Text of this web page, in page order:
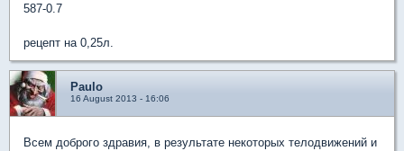
587-0.7
рецепт на 0,25л.
Paulo
16 August 2013 - 16:06
Всем доброго здравия, в результате некоторых телодвижений и